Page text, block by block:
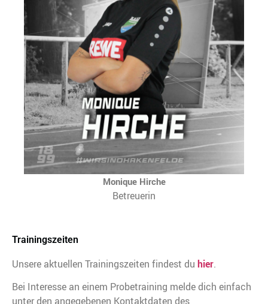
Monique Hirche
Betreuerin
Trainingszeiten
Unsere aktuellen Trainingszeiten findest du hier.
Bei Interesse an einem Probetraining melde dich einfach
unter den angegebenen Kontaktdaten des